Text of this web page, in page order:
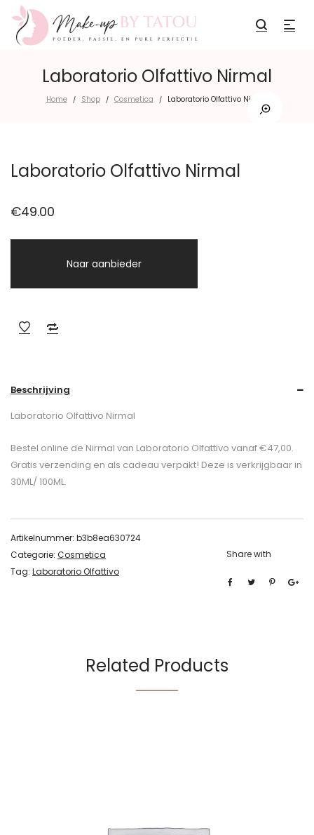
Laboratorio Olfattivo Nirmal
Home / Shop / Cosmetica / Laboratorio Olfattivo Nirmal
Laboratorio Olfattivo Nirmal
€49.00
Naar aanbieder
Beschrijving
Laboratorio Olfattivo Nirmal
Bestel online de Nirmal van Laboratorio Olfattivo vanaf €47,00.
Gratis verzending en als cadeau verpakt! Deze is verkrijgbaar in
30ML/ 100ML.
Artikelnummer: b3b8ea630724
Categorie: Cosmetica
Tag: Laboratorio Olfattivo
Share with
Related Products